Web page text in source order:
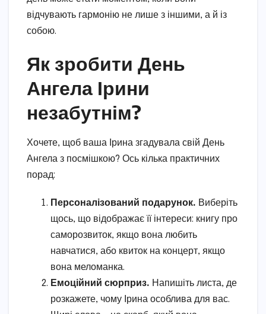
відчувають гармонію не лише з іншими, а й із
собою.
Як зробити День
Ангела Ірини
незабутнім?
Хочете, щоб ваша Ірина згадувала свій День
Ангела з посмішкою? Ось кілька практичних
порад:
Персоналізований подарунок. Виберіть
щось, що відображає її інтереси: книгу про
саморозвиток, якщо вона любить
навчатися, або квиток на концерт, якщо
вона меломанка.
Емоційний сюрприз. Напишіть листа, де
розкажете, чому Ірина особлива для вас.